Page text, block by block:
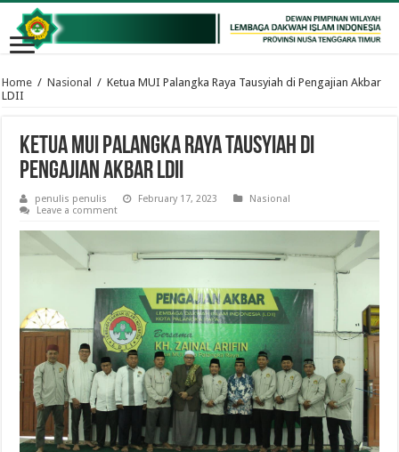
Home / Nasional / Ketua MUI Palangka Raya Tausyiah di Pengajian Akbar
LDII
Ketua MUI Palangka Raya Tausyiah di
Pengajian Akbar LDII
penulis penulis February 17, 2023
Nasional
Leave a comment